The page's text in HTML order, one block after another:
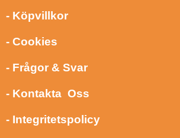
- Köpvillkor
- Cookies
- Frågor & Svar
- Kontakta Oss
- Integritetspolicy